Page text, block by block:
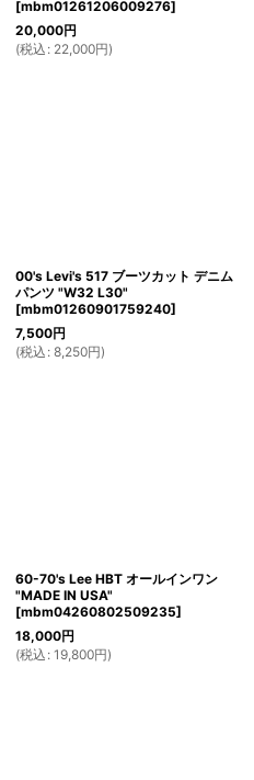
[mbm01261206009276]
20,000円
(税込 : 22,000円)
00's Levi's 517 ブーツカット デニム
パンツ "W32 L30"
[mbm01260901759240]
7,500円
(税込 : 8,250円)
60-70's Lee HBT オールインワン
"MADE IN USA"
[mbm04260802509235]
18,000円
(税込 : 19,800円)